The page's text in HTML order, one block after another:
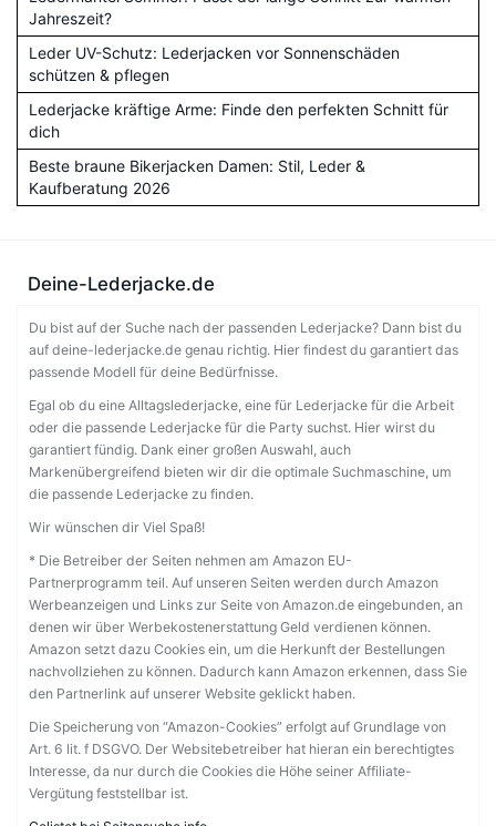
Jahreszeit?
Leder UV-Schutz: Lederjacken vor Sonnenschäden
schützen & pflegen
Lederjacke kräftige Arme: Finde den perfekten Schnitt für
dich
Beste braune Bikerjacken Damen: Stil, Leder &
Kaufberatung 2026
Deine-Lederjacke.de
Du bist auf der Suche nach der passenden Lederjacke? Dann bist du
auf deine-lederjacke.de genau richtig. Hier findest du garantiert das
passende Modell für deine Bedürfnisse.
Egal ob du eine Alltagslederjacke, eine für Lederjacke für die Arbeit
oder die passende Lederjacke für die Party suchst. Hier wirst du
garantiert fündig. Dank einer großen Auswahl, auch
Markenübergreifend bieten wir dir die optimale Suchmaschine, um
die passende Lederjacke zu finden.
Wir wünschen dir Viel Spaß!
* Die Betreiber der Seiten nehmen am Amazon EU-
Partnerprogramm teil. Auf unseren Seiten werden durch Amazon
Werbeanzeigen und Links zur Seite von Amazon.de eingebunden, an
denen wir über Werbekostenerstattung Geld verdienen können.
Amazon setzt dazu Cookies ein, um die Herkunft der Bestellungen
nachvollziehen zu können. Dadurch kann Amazon erkennen, dass Sie
den Partnerlink auf unserer Website geklickt haben.
Die Speicherung von “Amazon-Cookies” erfolgt auf Grundlage von
Art. 6 lit. f DSGVO. Der Websitebetreiber hat hieran ein berechtigtes
Interesse, da nur durch die Cookies die Höhe seiner Affiliate-
Vergütung feststellbar ist.